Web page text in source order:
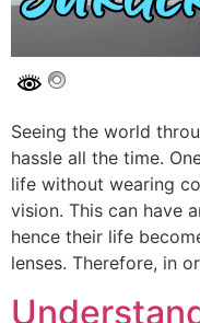
Seeing the world
hassle all the time.
life without wearing
vision. This can have
hence their life
lenses. Therefore, in